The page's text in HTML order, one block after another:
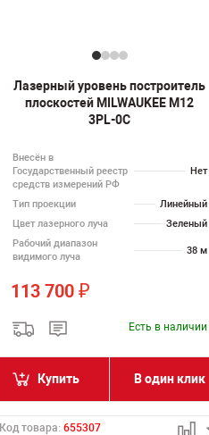
Лазерный уровень построитель
плоскостей MILWAUKEE M12
3PL-0C
Внесён в
Государственный реестр
средств измерений РФ
Нет
Тип проекции
Линейный
Цвет лазерного луча
Зеленый
Рабочий диапазон
видимого луча
38 м
113 700 ₽
Есть в наличии
Купить В один клик
Код товара: 655307